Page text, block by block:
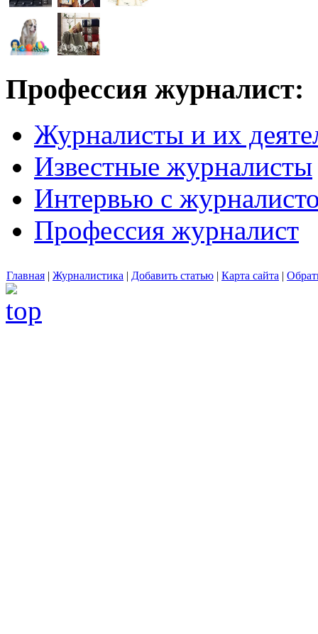
Профессия журналист:
Журналисты и их
Известные журналисты
Интервью с
Профессия журналист
Главная | Журналистика | Добавить статью | Карта сайта |